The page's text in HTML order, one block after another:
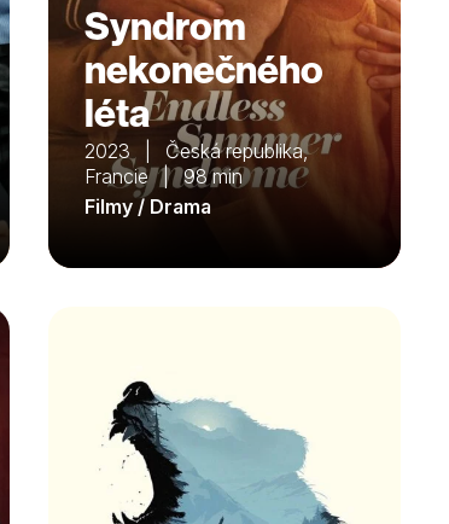
Syndrom
nekonečného
léta
2023 | Česká republika,
Francie | 98 min
Filmy / Drama